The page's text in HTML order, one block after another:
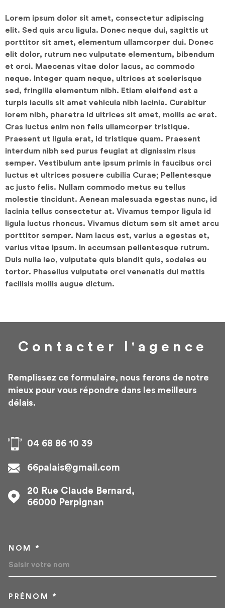
Lorem ipsum dolor sit amet, consectetur adipiscing
elit. Sed quis arcu ligula. Donec neque dui, sagittis ut
porttitor sit amet, elementum ullamcorper dui. Donec
elit dolor, rutrum nec vulputate elementum, bibendum
et orci. Maecenas vitae dolor lacus, ac commodo
neque. Integer quam neque, ultrices at scelerisque
sed, fringilla elementum nibh. Etiam eleifend est a
turpis iaculis sit amet vehicula nibh lacinia. Curabitur
lorem nibh, pharetra id ultrices sit amet, mollis ac erat.
Cras luctus enim non felis ullamcorper tristique.
Praesent ut ligula erat, id tristique quam. Praesent
interdum nibh sed purus feugiat at dignissim risus
semper. Vestibulum ante ipsum primis in faucibus orci
luctus et ultrices posuere cubilia Curae; Pellentesque
ac justo felis. Nullam commodo metus eu tellus
molestie tincidunt. Aenean malesuada egestas nunc, id
lacinia tellus consectetur at. Vivamus tempor ligula id
ligula luctus rhoncus. Vivamus dictum sem sit amet arcu
porttitor semper. Nam lacus est, varius a egestas et,
varius vitae ipsum. In accumsan pellentesque rutrum.
Duis nulla leo, vulputate quis blandit quis, sodales eu
tortor. Phasellus vulputate orci venenatis dui mattis
facilisis mollis augue dictum.
Contacter l'agence
Remplissez ce formulaire, nous ferons de notre
mieux pour vous répondre dans les meilleurs
délais.
04 68 86 10 39
66palais@gmail.com
20 Rue Claude Bernard,
66000
Perpignan
NOM *
PRÉNOM *